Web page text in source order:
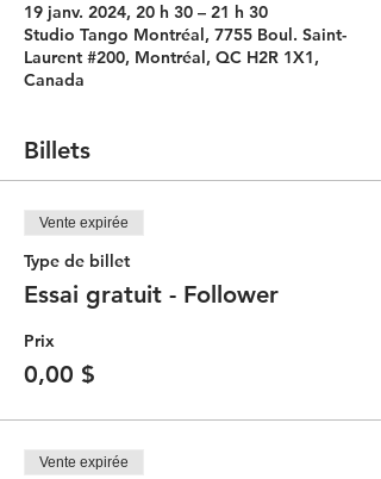
19 janv. 2024, 20 h 30 – 21 h 30
Studio Tango Montréal, 7755 Boul. Saint-
Laurent #200, Montréal, QC H2R 1X1,
Canada
Billets
Vente expirée
Type de billet
Essai gratuit - Follower
Prix
0,00 $
Vente expirée